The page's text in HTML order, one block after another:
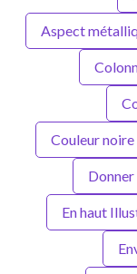
Aspect
Couleur
En haut